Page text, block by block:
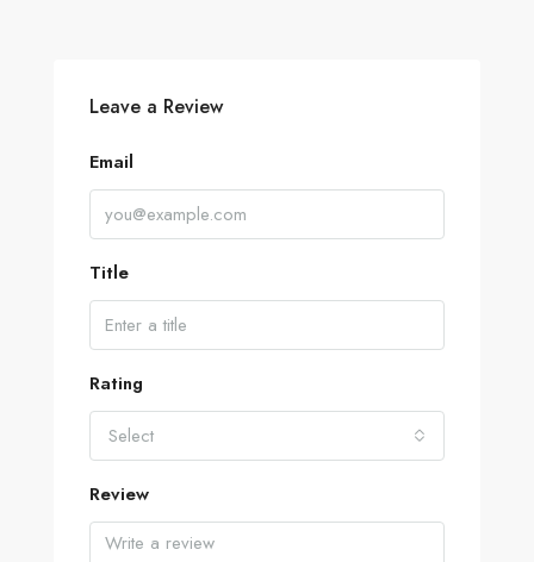
Leave a Review
Email
Title
Rating
Select
Review